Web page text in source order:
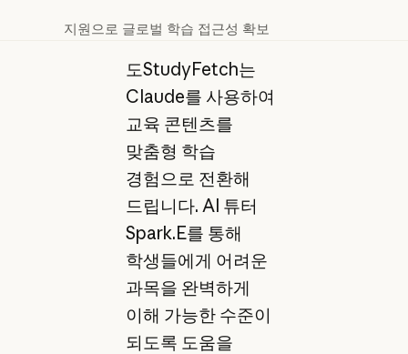
지원으로 글로벌 학습 접근성 확보
도StudyFetch는
Claude를 사용하여
교육 콘텐츠를
맞춤형 학습
경험으로 전환해
드립니다. AI 튜터
Spark.E를 통해
학생들에게 어려운
과목을 완벽하게
이해 가능한 수준이
되도록 도움을